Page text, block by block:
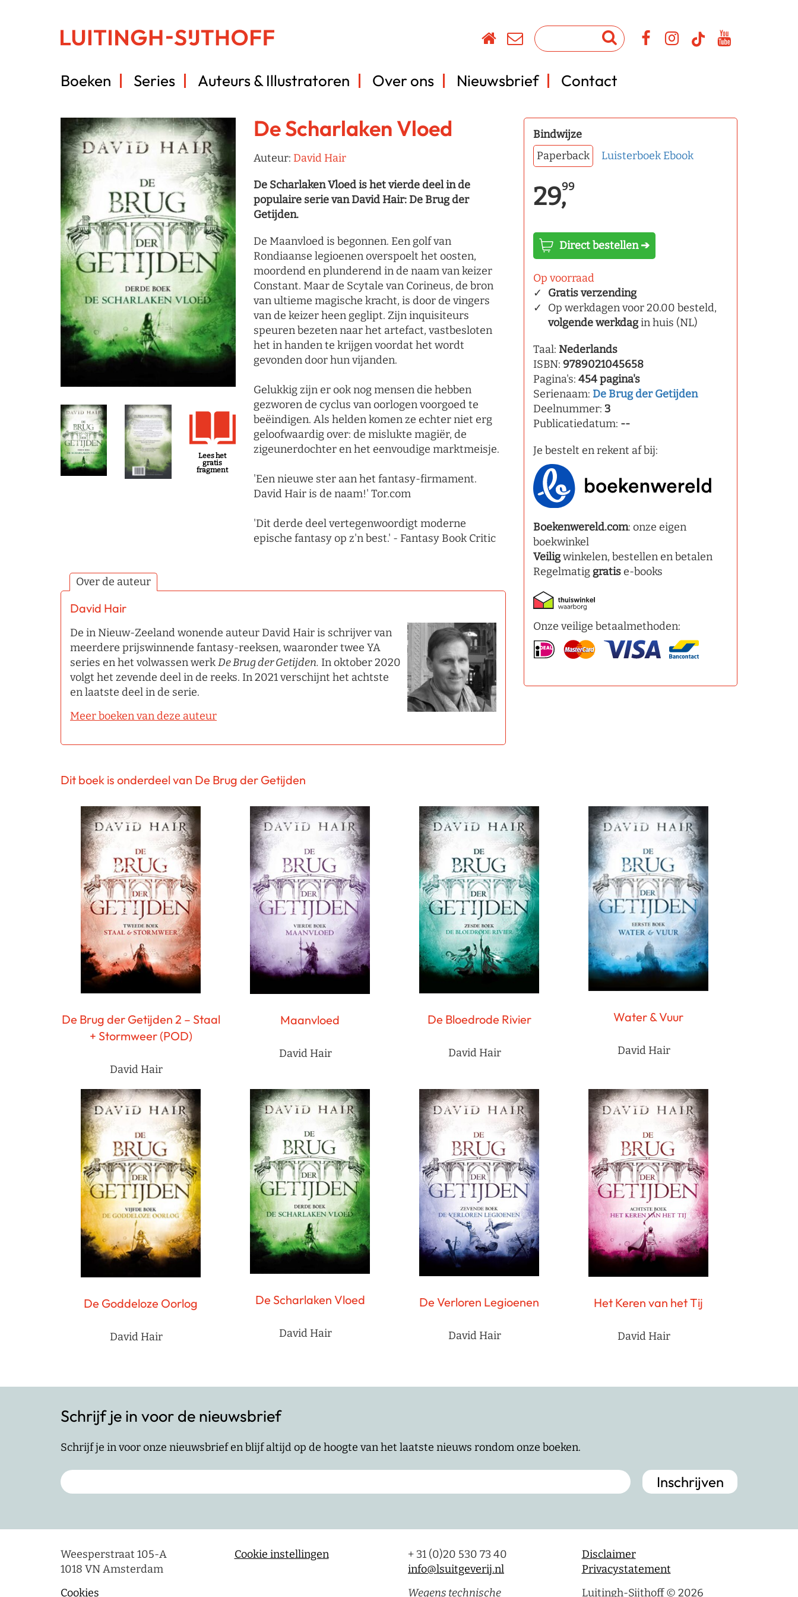
Boeken Series Auteurs & Illustratoren Over ons Nieuwsbrief Contact
Lees het
gratis
fragment
De Scharlaken Vloed
Auteur: David Hair
De Scharlaken Vloed is het vierde deel in de
populaire serie van David Hair: De Brug der
Getijden.
De Maanvloed is begonnen. Een golf van
Rondiaanse legioenen overspoelt het oosten,
moordend en plunderend in de naam van keizer
Constant. Maar de Scytale van Corineus, de bron
van ultieme magische kracht, is door de vingers
van de keizer heen geglipt. Zijn inquisiteurs
speuren bezeten naar het artefact, vastbesloten
het in handen te krijgen voordat het wordt
gevonden door hun vijanden.
Gelukkig zijn er ook nog mensen die hebben
gezworen de cyclus van oorlogen voorgoed te
beëindigen. Als helden komen ze echter niet erg
geloofwaardig over: de mislukte magiër, de
zigeunerdochter en het eenvoudige marktmeisje.
'Een nieuwe ster aan het fantasy-firmament.
David Hair is de naam!' Tor.com
'Dit derde deel vertegenwoordigt moderne
epische fantasy op z'n best.' - Fantasy Book Critic
Over de auteur
David Hair
De in Nieuw-Zeeland wonende auteur David Hair is schrijver van
meerdere prijswinnende fantasy-reeksen, waaronder twee YA
series en het volwassen werkDe Brug der Getijden. In oktober 2020
volgt het zevende deel in de reeks. In 2021 verschijnt het achtste
en laatste deel in de serie.
Meer boeken van deze auteur
Bindwijze
Paperback
Luisterboek Ebook
29,99
Direct bestellen ➔
Op voorraad
Gratis verzending
Op werkdagen voor 20.00 besteld,
volgende werkdagin huis (NL)
Taal: Nederlands
ISBN: 9789021045658
Pagina's: 454 pagina's
Serienaam: De Brug der Getijden
Deelnummer: 3
Publicatiedatum: --
Je bestelt en rekent af bij:
Boekenwereld.com: onze eigen
boekwinkel
Veiligwinkelen, bestellen en betalen
Regelmatig gratise-books
Onze veilige betaalmethoden:
Dit boek is onderdeel van De Brug der Getijden
De Brug der Getijden 2 – Staal
+ Stormweer (POD)
David Hair
Maanvloed
David Hair
De Bloedrode Rivier
David Hair
Water & Vuur
David Hair
De Goddeloze Oorlog
David Hair
De Scharlaken Vloed
David Hair
De Verloren Legioenen
David Hair
Het Keren van het Tij
David Hair
Schrijf je in voor de nieuwsbrief
Schrijf je in voor onze nieuwsbrief en blijf altijd op de hoogte van het laatste nieuws rondom onze boeken.
Weesperstraat 105-A
1018 VN Amsterdam
Cookies
Cookie instellingen
+ 31 (0)20 530 73 40
info@lsuitgeverij.nl
Wegens technische
Disclaimer
Privacystatement
Luitingh-Sijthoff © 2026